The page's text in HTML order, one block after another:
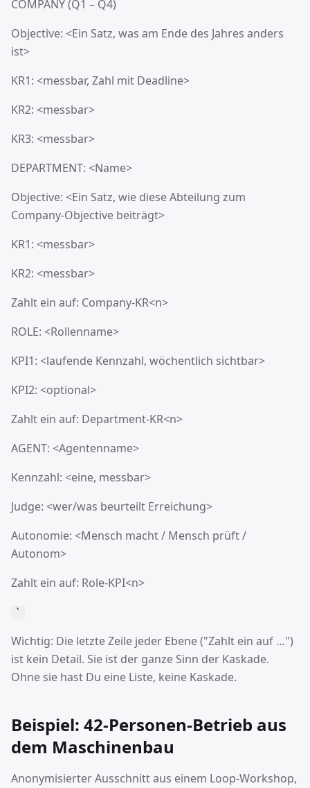
COMPANY (Q1 – Q4)
Objective: <Ein Satz, was am Ende des Jahres anders
ist>
KR1: <messbar, Zahl mit Deadline>
KR2: <messbar>
KR3: <messbar>
DEPARTMENT: <Name>
Objective: <Ein Satz, wie diese Abteilung zum
Company-Objective beiträgt>
KR1: <messbar>
KR2: <messbar>
Zahlt ein auf: Company-KR<n>
ROLE: <Rollenname>
KPI1: <laufende Kennzahl, wöchentlich sichtbar>
KPI2: <optional>
Zahlt ein auf: Department-KR<n>
AGENT: <Agentenname>
Kennzahl: <eine, messbar>
Judge: <wer/was beurteilt Erreichung>
Autonomie: <Mensch macht / Mensch prüft /
Autonom>
Zahlt ein auf: Role-KPI<n>
`
Wichtig: Die letzte Zeile jeder Ebene ("Zahlt ein auf …")
ist kein Detail. Sie ist der ganze Sinn der Kaskade.
Ohne sie hast Du eine Liste, keine Kaskade.
Beispiel: 42-Personen-Betrieb aus
dem Maschinenbau
Anonymisierter Ausschnitt aus einem Loop-Workshop,